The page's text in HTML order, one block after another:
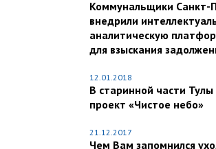
Коммунальщики Санкт-
внедрили
аналитическую
для взыскания
12.01.2018
В старинной части Тулы
проект «Чистое небо»
21.12.2017
Чем Вам запомнился